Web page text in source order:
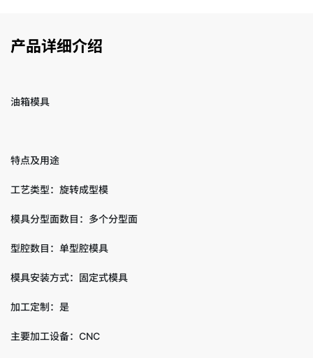
产品详细介绍
油箱模具
特点及用途
工艺类型：旋转成型模
模具分型面数目：多个分型面
型腔数目：单型腔模具
模具安装方式：固定式模具
加工定制：是
主要加工设备：CNC